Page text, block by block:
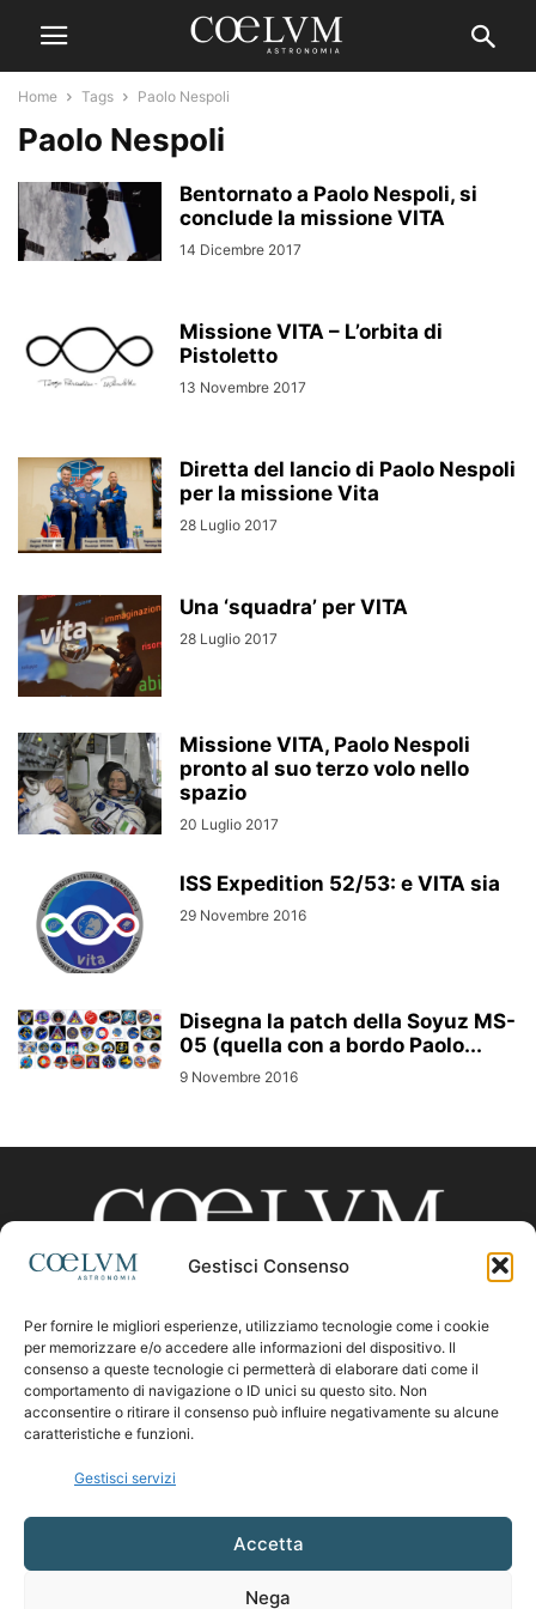
Gestisci Consenso
Per fornire le migliori esperienze, utilizziamo tecnologie come i cookie
per memorizzare e/o accedere alle informazioni del dispositivo. Il
consenso a queste tecnologie ci permetterà di elaborare dati come il
comportamento di navigazione o ID unici su questo sito. Non
acconsentire o ritirare il consenso può influire negativamente su alcune
caratteristiche e funzioni.
Gestisci servizi
Accetta
Nega
Home Tags Paolo Nespoli
Paolo Nespoli
Bentornato a Paolo Nespoli, si
conclude la missione VITA
14 Dicembre 2017
Missione VITA – L’orbita di
Pistoletto
13 Novembre 2017
Diretta del lancio di Paolo Nespoli
per la missione Vita
28 Luglio 2017
Una ‘squadra’ per VITA
28 Luglio 2017
Missione VITA, Paolo Nespoli
pronto al suo terzo volo nello
spazio
20 Luglio 2017
ISS Expedition 52/53: e VITA sia
29 Novembre 2016
Disegna la patch della Soyuz MS-
05 (quella con a bordo Paolo...
9 Novembre 2016
CHI SIAMO
Contattaci:coelumastro@coelum.com